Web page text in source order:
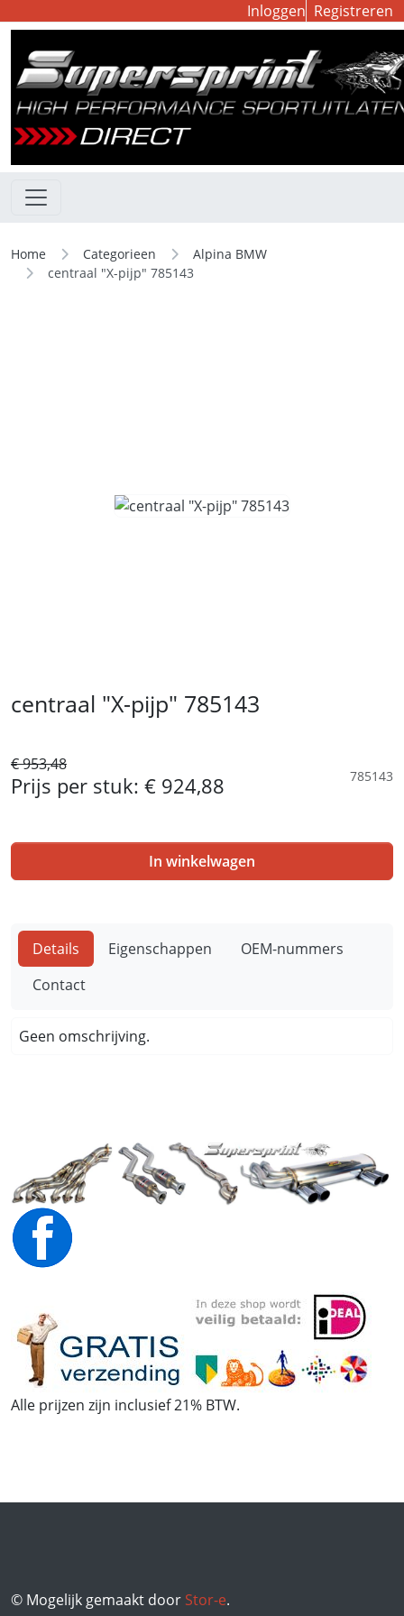
Inloggen Registreren
Home Categorieen
Alpina BMW
centraal "X-pijp" 785143
centraal "X-pijp" 785143
€ 953,48
Prijs per stuk: € 924,88 785143
In winkelwagen
Details Eigenschappen
OEM-nummers
Contact
Geen omschrijving.
Alle prijzen zijn inclusief 21% BTW.
© Mogelijk gemaakt door Stor-e.